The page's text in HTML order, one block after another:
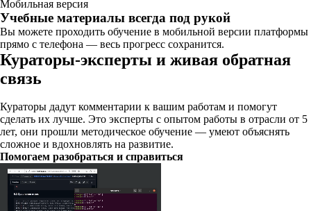
Мобильная версия
Учебные материалы всегда под рукой
Вы можете проходить обучение в мобильной версии платформы
прямо с телефона — весь прогресс сохранится.
Кураторы-эксперты и живая обратная
связь
Кураторы дадут комментарии к вашим работам и помогут
сделать их лучше. Это эксперты с опытом работы в отрасли от 5
лет, они прошли методическое обучение — умеют объяснять
сложное и вдохновлять на развитие.
Помогаем разобраться и справиться